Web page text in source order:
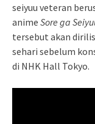
seiyuu veteran
anime Sore ga
tersebut akan
sehari sebelum
di NHK Hall Tokyo.